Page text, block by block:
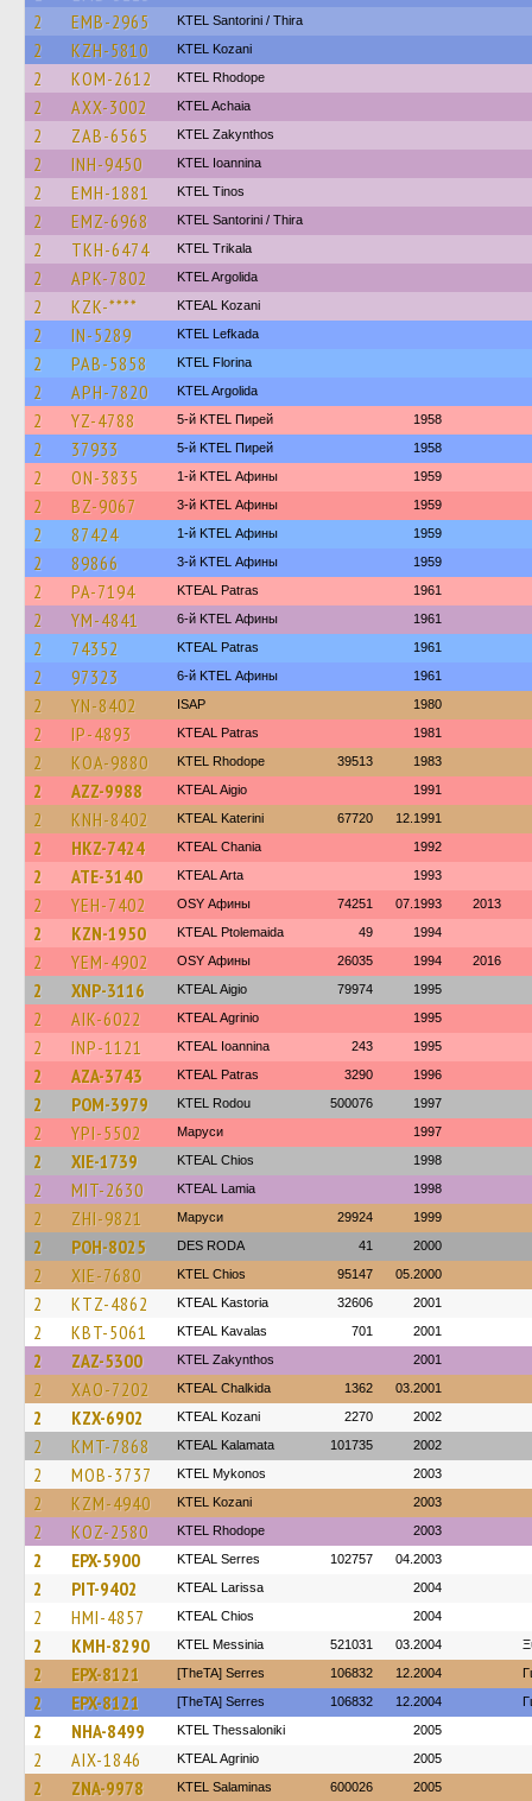
2
EMB-2965 KTEL Santorini / Thira
2 KZH-5810 ΚΤΕL Kozani
2 KOM-2612 KTEL Rhodope
2 AXX-3002 KTEL Achaia
2 ZAB-6565 KTEL Zakynthos
2 INH-9450 KTEL Ioannina
2 EMH-1881 KTEL Tinos
2 EMZ-6968 KTEL Santorini / Thira
2 TKH-6474 ΚΤΕL Τrikala
2 APK-7802 KTEL Argolida
2 KZK-**** KTEAL Kozani
2 IN-5289 KTEL Lefkada
2 PAB-5858 KTEL Florina
2 APH-7820 KTEL Argolida
2 YZ-4788 5-й KTEL Пирей 1958
2 37933 5-й KTEL Пирей 1958
2 ON-3835 1-й KTEL Афины 1959
2 BZ-9067 3-й KTEL Афины 1959
2 87424 1-й KTEL Афины 1959
2 89866 3-й KTEL Афины 1959
2 PA-7194 KTEAL Patras 1961
2 YM-4841 6-й KTEL Афины 1961
2 74352 KTEAL Patras 1961
2 97323 6-й KTEL Афины 1961
2 YN-8402 ISAP 1980
2 IP-4893 KTEAL Patras 1981
2 KOA-9880 KTEL Rhodope 39513 1983
2 AZZ-9988 KTEAL Aigio 1991
2 KNH-8402 KTEAL Katerini 67720 12.1991
2 HKZ-7424 KTEAL Chania 1992
2 ATE-3140 KTEAL Arta 1993
2 YEH-7402 OSY Афины 74251 07.1993 2013
2 KZN-1950 KTEAL Ptolemaida 49 1994
2 YEM-4902 OSY Афины 26035 1994 2016
2 XNP-3116 KTEAL Aigio 79974 1995
2 AIK-6022 KTEAL Agrinio 1995
2 INP-1121 KTEAL Ioannina 243 1995
2 AZA-3743 KTEAL Patras 3290 1996
2 POM-3979 ΚΤΕL Rodou 500076 1997
2 YPI-5502 Маруси 1997
2 XIE-1739 KTEAL Chios 1998
2 MIT-2630 KTEAL Lamia 1998
2 ZHI-9821 Маруси 29924 1999
2 POH-8025 DES RODA 41 2000
2 XIE-7680 KTEL Chios 95147 05.2000
2 KTZ-4862 KTEAL Kastoria 32606 2001
2 KBT-5061 KTEAL Kavalas 701 2001
2 ZAZ-5300 KTEL Zakynthos 2001
2 XAO-7202 KTEAL Chalkida 1362 03.2001
2 KZX-6902 KTEAL Kozani 2270 2002
2 KMT-7868 KTEAL Kalamata 101735 2002
2 MOB-3737 KTEL Mykonos 2003
2 KZM-4940 ΚΤΕL Kozani 2003
2 KOZ-2580 KTEL Rhodope 2003
2 EPX-5900 KTEAL Serres 102757 04.2003
2 PIT-9402 KTEAL Larissa 2004
2 HMI-4857 KTEAL Chios 2004
2 KMH-8290 KTEL Messinia 521031 03.2004
2 EPX-8121 [TheTA] Serres 106832 12.2004
2 EPX-8121 [TheTA] Serres 106832 12.2004
2 NHA-8499 KTEL Thessaloniki 2005
2 AIX-1846 KTEAL Agrinio 2005
2 ZNA-9978 KTEL Salaminas 600026 2005